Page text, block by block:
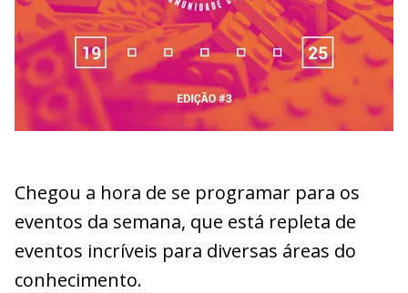
Chegou a hora de se programar para os
eventos da semana, que está repleta de
eventos incríveis para diversas áreas do
conhecimento.